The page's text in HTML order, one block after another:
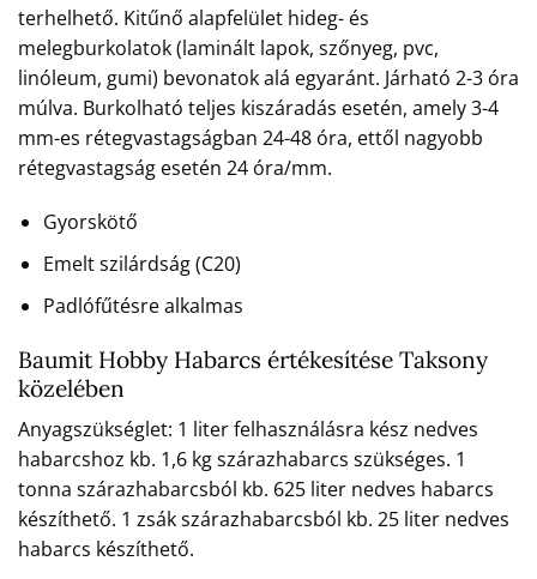
terhelhető. Kitűnő alapfelület hideg- és
melegburkolatok (laminált lapok, szőnyeg, pvc,
linóleum, gumi) bevonatok alá egyaránt. Járható 2-3 óra
múlva. Burkolható teljes kiszáradás esetén, amely 3-4
mm-es rétegvastagságban 24-48 óra, ettől nagyobb
rétegvastagság esetén 24 óra/mm.
Gyorskötő
Emelt szilárdság (C20)
Padlófűtésre alkalmas
Baumit Hobby Habarcs értékesítése Taksony
közelében
Anyagszükséglet: 1 liter felhasználásra kész nedves
habarcshoz kb. 1,6 kg szárazhabarcs szükséges. 1
tonna szárazhabarcsból kb. 625 liter nedves habarcs
készíthető. 1 zsák szárazhabarcsból kb. 25 liter nedves
habarcs készíthető.